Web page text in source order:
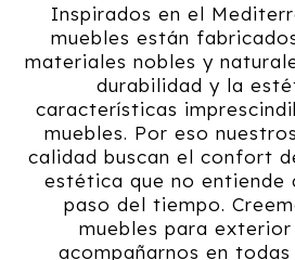
Inspirados en el
muebles están
materiales nobles y
durabilidad y la
características
muebles. Por eso
calidad buscan el confort
estética que no entiende
paso del tiempo.
muebles para
acompañarnos en